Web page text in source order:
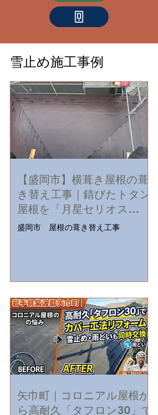
雪止め施工事例
【盛岡市】横葺き屋根の葺
き替え工事｜錆びたトタン
屋根を「月星セリオス
SGL」へ
盛岡市 屋根の葺き替え工事
矢巾町｜コロニアル屋根か
ら高耐久「タフロン30」で